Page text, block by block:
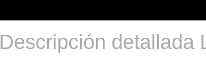
Descripción detallada